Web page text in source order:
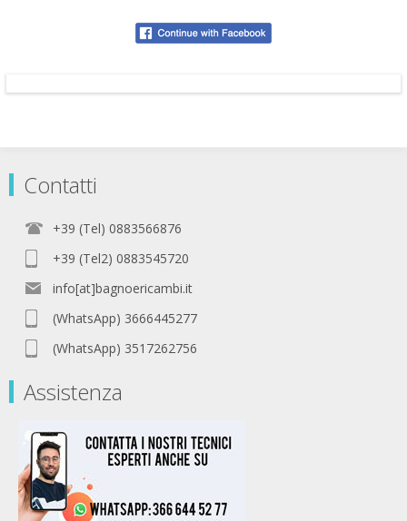
Contatti
+39 (Tel) 0883566876
+39 (Tel2) 0883545720
info[at]bagnoericambi.it
(WhatsApp) 3666445277
(WhatsApp) 3517262756
Assistenza